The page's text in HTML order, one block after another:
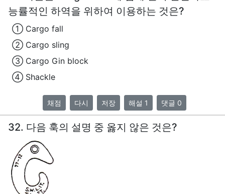
능률적인 하역을 위하여 이용하는 것은?
① Cargo fall
② Cargo sling
③ Cargo Gin block
④ Shackle
채점 다시 저장 해설 1 댓글 0
32. 다음 훅의 설명 중 옳지 않은 것은?